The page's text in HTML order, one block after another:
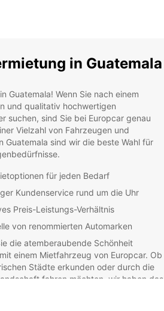
in Guatemala
Guatemala! Wenn Sie nach einem
und qualitativ hochwertigen
suchen, sind Sie bei Europcar genau
Vielzahl von Fahrzeugen und
Guatemala sind wir die beste Wahl für
für jeden Bedarf
Kundenservice rund um die Uhr
Preis-Leistungs-Verhältnis
von renommierten Automarken
die atemberaubende Schönheit
einem Mietfahrzeug von Europcar. Ob
Städte erkunden oder durch die
fahren möchten, wir haben das